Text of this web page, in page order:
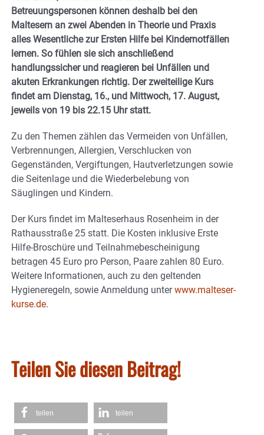
Betreuungspersonen können deshalb bei den
Maltesern an zwei Abenden in Theorie und Praxis
alles Wesentliche zur Ersten Hilfe bei Kindernotfällen
lernen. So fühlen sie sich anschließend
handlungssicher und reagieren bei Unfällen und
akuten Erkrankungen richtig. Der zweiteilige Kurs
findet am Dienstag, 16., und Mittwoch, 17. August,
jeweils von 19 bis 22.15 Uhr statt.
Zu den Themen zählen das Vermeiden von Unfällen,
Verbrennungen, Allergien, Verschlucken von
Gegenständen, Vergiftungen, Hautverletzungen sowie
die Seitenlage und die Wiederbelebung von
Säuglingen und Kindern.
Der Kurs findet im Malteserhaus Rosenheim in der
Rathausstraße 25 statt. Die Kosten inklusive Erste
Hilfe-Broschüre und Teilnahmebescheinigung
betragen 45 Euro pro Person, Paare zahlen 80 Euro.
Weitere Informationen, auch zu den geltenden
Hygieneregeln, sowie Anmeldung unterwww.malteser-
kurse.de.
Teilen Sie diesen Beitrag!
teilen teilen